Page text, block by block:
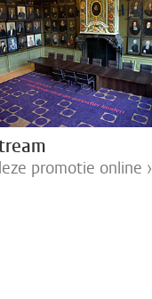
promotie online ›